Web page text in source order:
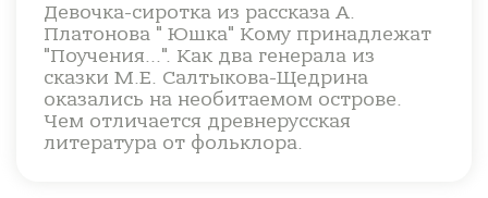
Девочка-сиротка из рассказа А.
Платонова " Юшка" Кому принадлежат
"Поучения...". Как два генерала из
сказки М.Е. Салтыкова-Щедрина
оказались на необитаемом острове.
Чем отличается древнерусская
литература от фольклора.